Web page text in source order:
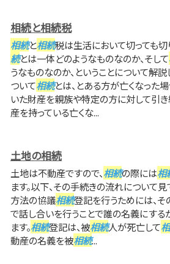
相続と相続税
相続と相続税は生活において切っても切
続とは一体どのようなものなのか、そして
うなものなのか、ということについて解説
ついて相続とは、とある方が亡くなった
いた財産を親族や特定の方に対して引き
産を持っている亡くな...
土地の相続
土地は不動産ですので、相続の際には相
ます。以下、その手続きの流れについて
方法の協議相続登記を行うためには、そ
で話し合いを行うことで誰の名義にす
ます。相続登記は、被相続人が死亡して
動産の名義を被相続...